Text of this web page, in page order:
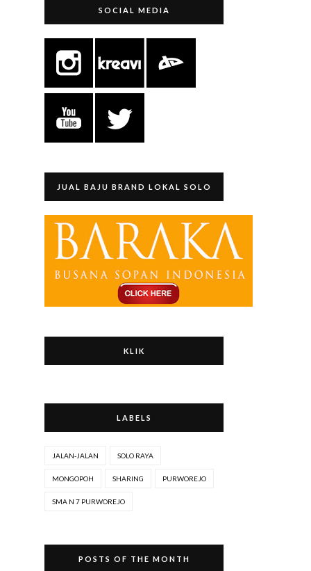
SOCIAL MEDIA
JUAL BAJU BRAND LOKAL SOLO
KLIK
LABELS
JALAN-JALAN SOLO RAYA
MONGOPOH SHARING PURWOREJO
SMA N 7 PURWOREJO
POSTS OF THE MONTH